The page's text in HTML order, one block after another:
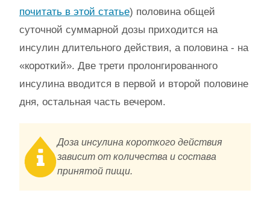
почитать в этой статье) половина общей
суточной суммарной дозы приходится на
инсулин длительного действия, а половина - на
«короткий». Две трети пролонгированного
инсулина вводится в первой и второй половине
дня, остальная часть вечером.
Доза инсулина короткого действия
зависит от количества и состава
принятой пищи.